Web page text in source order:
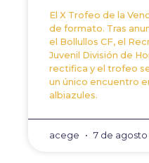
El X Trofeo de la
de formato. Tras
el Bollullos CF, el
Juvenil División de
rectifica y el trofeo
un único encuentro
albiazules.
acege 7 de